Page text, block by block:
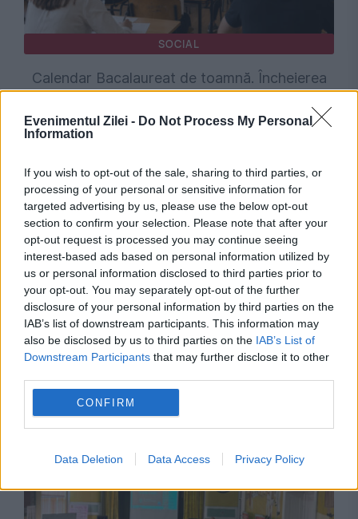
Evenimentul Zilei - Do Not Process My Personal
Information
If you wish to opt-out of the sale, sharing to third parties, or
processing of your personal or sensitive information for
targeted advertising by us, please use the below opt-out
section to confirm your selection. Please note that after your
opt-out request is processed you may continue seeing
interest-based ads based on personal information utilized by
us or personal information disclosed to third parties prior to
your opt-out. You may separately opt-out of the further
disclosure of your personal information by third parties on the
IAB’s list of downstream participants. This information may
also be disclosed by us to third parties on the IAB’s List of
Downstream Participants that may further disclose it to other
CONFIRM
Data Deletion Data Access Privacy Policy
SOCIAL
Calendar Bacalaureat de toamnă. Încheierea
POLITICA
Sorin Grindeanu: Parlamentul a evitat
pierderea a 5,8 miliarde de euro din PNRR și a
deblocat 16,7 miliarde din SAFE